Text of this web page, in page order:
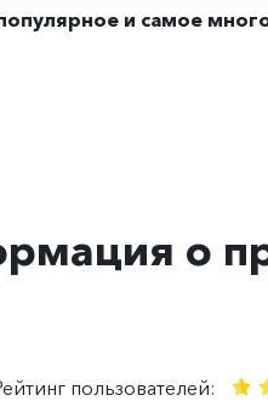
и самое
о
пользователей: